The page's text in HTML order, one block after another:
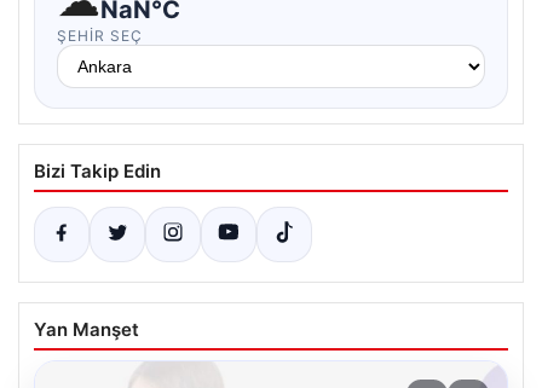
NaN°C
ŞEHIR SEÇ
Bizi Takip Edin
Yan Manşet